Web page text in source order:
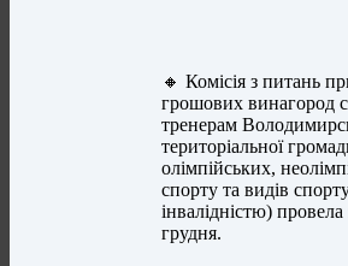
🔸 Комісія з питань
грошових винагород
тренерам
територіальної
олімпійських,
спорту та видів
інвалідністю) провела
грудня.